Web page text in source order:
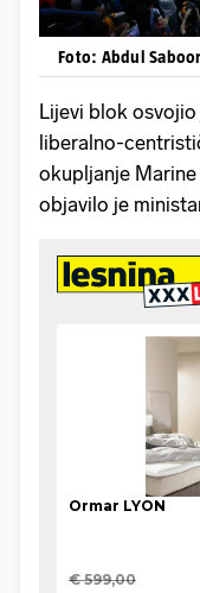
Foto: Abdul Saboor
Lijevi blok
liberalno-
okupljanje Marine
objavilo je